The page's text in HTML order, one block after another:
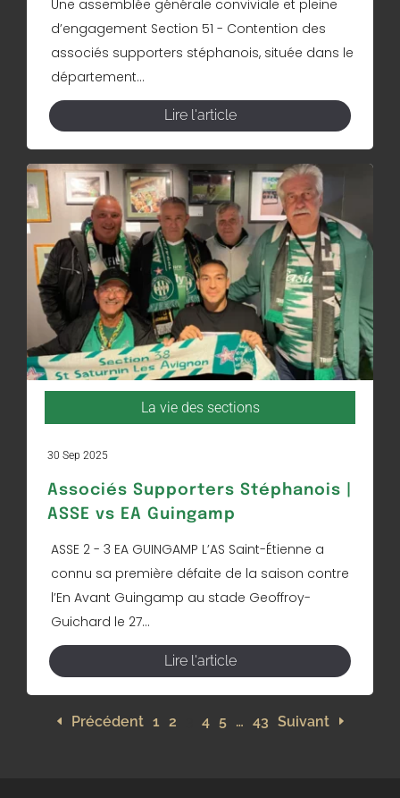
Une assemblée générale conviviale et pleine
d’engagement Section 51 - Contention des
associés supporters stéphanois, située dans le
département...
Lire l'article
La vie des sections
30 Sep 2025
Associés Supporters Stéphanois |
ASSE vs EA Guingamp
ASSE 2 - 3 EA GUINGAMP L’AS Saint-Étienne a
connu sa première défaite de la saison contre
l’En Avant Guingamp au stade Geoffroy-
Guichard le 27...
Lire l'article
Précédent 1 2 4 5 … 43 Suivant